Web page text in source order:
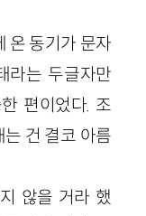
온 동기가 문자
라는 두글자만
편이었다. 조
는 건 결코 아름
않을 거라 했